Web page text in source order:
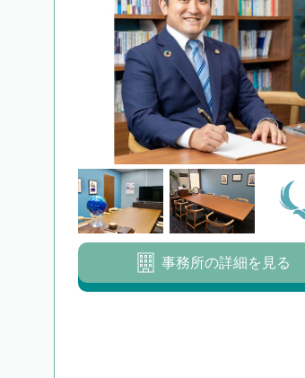
事務所の詳細を見る